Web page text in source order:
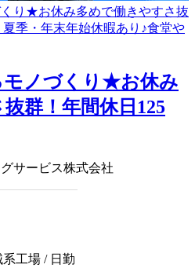
モノづくり★お休み
群！年間休日125
サービス株式会社
工場 / 日勤